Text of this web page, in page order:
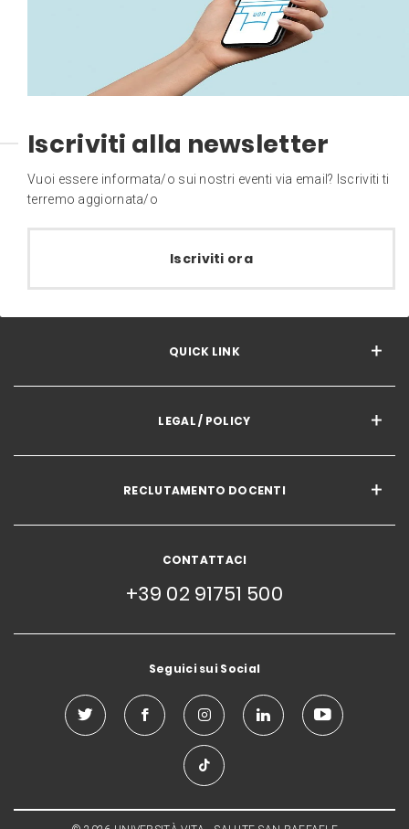
Iscriviti alla newsletter
Vuoi essere informata/o sui nostri eventi via email? Iscriviti ti
terremo aggiornata/o
Iscriviti ora
QUICK LINK
LEGAL / POLICY
RECLUTAMENTO DOCENTI
CONTATTACI
+39 02 91751 500
Seguici sui Social